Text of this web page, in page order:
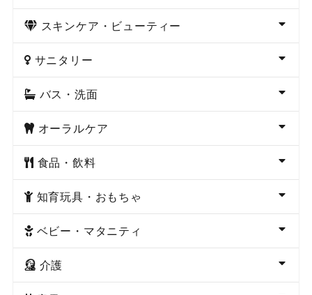
スキンケア・ビューティー
サニタリー
バス・洗面
オーラルケア
食品・飲料
知育玩具・おもちゃ
ベビー・マタニティ
介護